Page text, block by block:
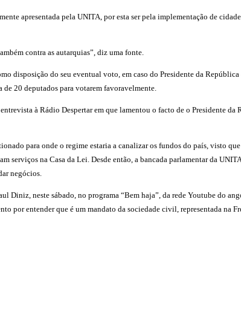
apresentada pela UNITA, por esta ser pela implementação de
contra as autarquias”, diz uma fonte.
disposição do seu eventual voto, em caso do Presidente da
20 deputados para votarem favoravelmente.
à Rádio Despertar em que lamentou o facto de o Presidente
para onde o regime estaria a canalizar os fundos do país, visto
serviços na Casa da Lei. Desde então, a bancada parlamentar da
negócios.
Diniz, neste sábado, no programa “Bem haja”, da rede Youtube do
por entender que é um mandato da sociedade civil, representada na